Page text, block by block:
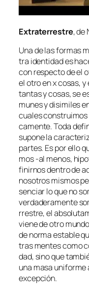
Extraterrestre, de
Una de las for­mas
tra iden­ti­dad es
con res­pec­to de el
el otro en x co­sas,
tan­tas y co­sas, se
mu­nes y di­si­mi­les
cua­les
ca­men­te. Toda
su­po­ne la
par­tes. Es por ello
mos ‑al me­nos,
fi­nir­nos den­tro de
no­so­tros mis­mos
sen­ciar lo que no
ver­da­de­ra­men­te
rres­tre, el
vie­ne de otro
de nor­ma es­ta­ble
tras men­tes co­mo
dad, sino que
una ma­sa uni­for­me
excepción.